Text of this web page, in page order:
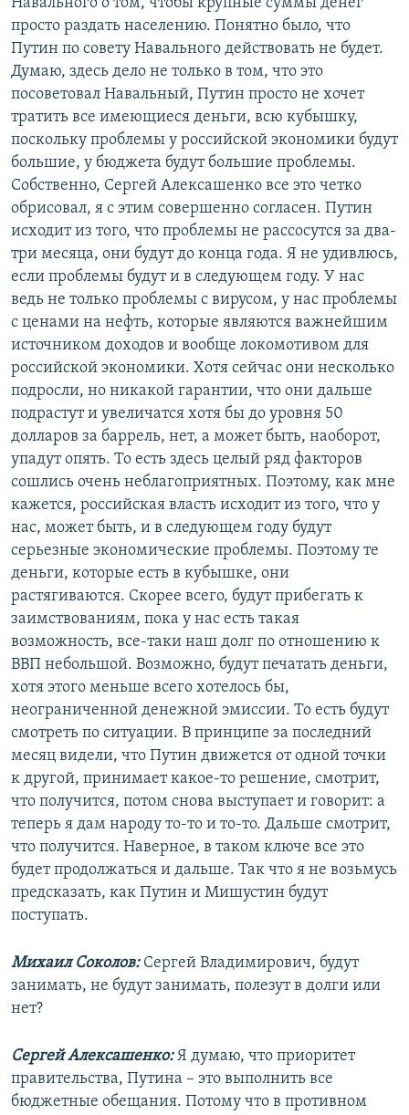
Навального о том, чтобы крупные суммы денег
просто раздать населению. Понятно было, что
Путин по совету Навального действовать не будет.
Думаю, здесь дело не только в том, что это
посоветовал Навальный, Путин просто не хочет
тратить все имеющиеся деньги, всю кубышку,
поскольку проблемы у российской экономики будут
большие, у бюджета будут большие проблемы.
Собственно, Сергей Алексашенко все это четко
обрисовал, я с этим совершенно согласен. Путин
исходит из того, что проблемы не рассосутся за два-
три месяца, они будут до конца года. Я не удивлюсь,
если проблемы будут и в следующем году. У нас
ведь не только проблемы с вирусом, у нас проблемы
с ценами на нефть, которые являются важнейшим
источником доходов и вообще локомотивом для
российской экономики. Хотя сейчас они несколько
подросли, но никакой гарантии, что они дальше
подрастут и увеличатся хотя бы до уровня 50
долларов за баррель, нет, а может быть, наоборот,
упадут опять. То есть здесь целый ряд факторов
сошлись очень неблагоприятных. Поэтому, как мне
кажется, российская власть исходит из того, что у
нас, может быть, и в следующем году будут
серьезные экономические проблемы. Поэтому те
деньги, которые есть в кубышке, они
растягиваются. Скорее всего, будут прибегать к
заимствованиям, пока у нас есть такая
возможность, все-таки наш долг по отношению к
ВВП небольшой. Возможно, будут печатать деньги,
хотя этого меньше всего хотелось бы,
неограниченной денежной эмиссии. То есть будут
смотреть по ситуации. В принципе за последний
месяц видели, что Путин движется от одной точки
к другой, принимает какое-то решение, смотрит,
что получится, потом снова выступает и говорит: а
теперь я дам народу то-то и то-то. Дальше смотрит,
что получится. Наверное, в таком ключе все это
будет продолжаться и дальше. Так что я не возьмусь
предсказать, как Путин и Мишустин будут
поступать.
Михаил Соколов:Сергей Владимирович, будут
занимать, не будут занимать, полезут в долги или
нет?
Сергей Алексашенко:Я думаю, что приоритет
правительства, Путина – это выполнить все
бюджетные обещания. Потому что в противном